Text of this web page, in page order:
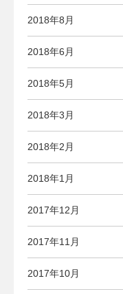
2018年8月
2018年6月
2018年5月
2018年3月
2018年2月
2018年1月
2017年12月
2017年11月
2017年10月